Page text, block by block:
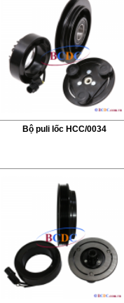
Bộ puli lốc HCC/0034